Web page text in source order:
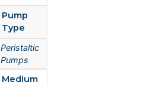
Pump
Type
Peristaltic
Pumps
Medium